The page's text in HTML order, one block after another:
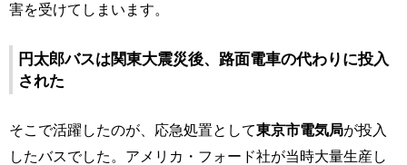
害を受けてしまいます。
円太郎バスは関東大震災後、路面電車の代わりに投入
された
そこで活躍したのが、応急処置として東京市電気局が投入
したバスでした。アメリカ・フォード社が当時大量生産し